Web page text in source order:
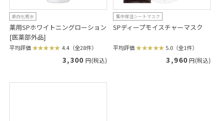
美白化粧水
薬用SPホワイトニングローション
[医薬部外品]
平均評価 4.4（全28件）
3,300 円(税込)
集中保湿シートマスク
SPディープモイスチャーマスク
平均評価 5.0（全1件）
3,960 円(税込)